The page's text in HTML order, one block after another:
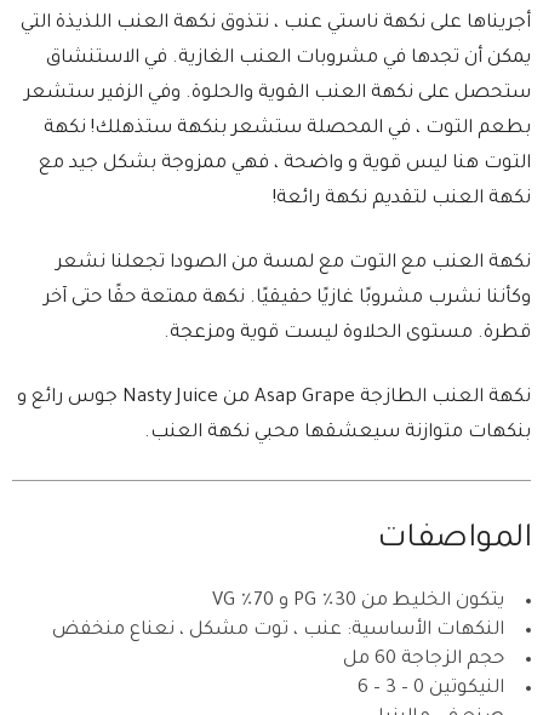
أجريناها على نكهة ناستي عنب ، نتذوق نكهة العنب اللذيذة التي
يمكن أن تجدها في مشروبات العنب الغازية. في الاستنشاق
ستحصل على نكهة العنب القوية والحلوة. وفي الزفير ستشعر
بطعم التوت ، في المحصلة ستشعر بنكهة ستذهلك! نكهة
التوت هنا ليس قوية و واضحة ، فهي ممزوجة بشكل جيد مع
نكهة العنب لتقديم نكهة رائعة!
نكهة العنب مع التوت مع لمسة من الصودا تجعلنا نشعر
وكأننا نشرب مشروبًا غازيًا حقيقيًا. نكهة ممتعة حقًا حتى آخر
قطرة. مستوى الحلاوة ليست قوية ومزعجة.
نكهة العنب الطازجة Asap Grape من Nasty Juice جوس رائع و
بنكهات متوازنة سيعشقها محبي نكهة العنب.
المواصفات
يتكون الخليط من 30٪ PG و 70٪ VG
النكهات الأساسية: عنب ، توت مشكل ، نعناع منخفض
حجم الزجاجة 60 مل
النيكوتين 0 – 3 – 6